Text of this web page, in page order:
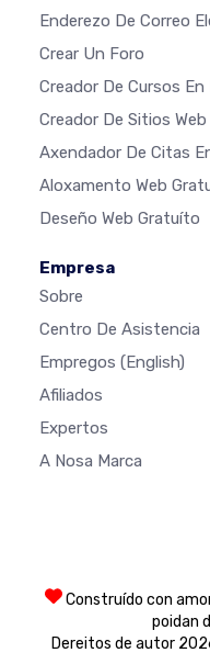
Enderezo De Correo
Crear Un Foro
Creador De Cursos En
Creador De Sitios
Axendador De Citas
Aloxamento Web
Deseño Web Gratuíto
Empresa
Sobre
Centro De Asistencia
Empregos (English)
Afiliados
Expertos
A Nosa Marca
Construído con
poidan
Dereitos de autor